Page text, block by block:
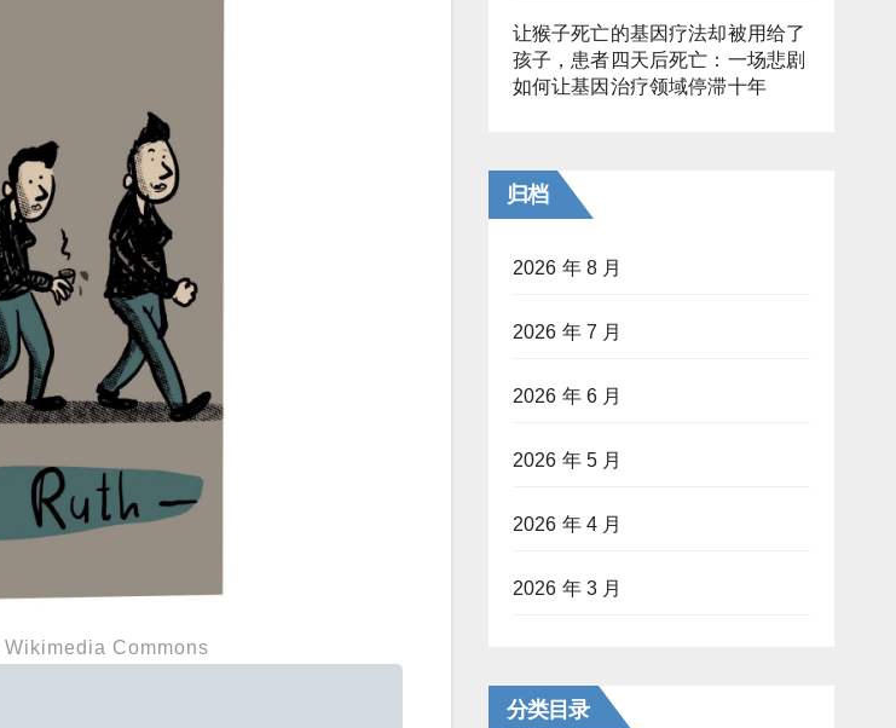
Wikimedia Commons
让猴子死亡的基因疗法却被用给了
孩子，患者四天后死亡：一场悲剧
如何让基因治疗领域停滞十年
归档
2026 年 8 月
2026 年 7 月
2026 年 6 月
2026 年 5 月
2026 年 4 月
2026 年 3 月
分类目录